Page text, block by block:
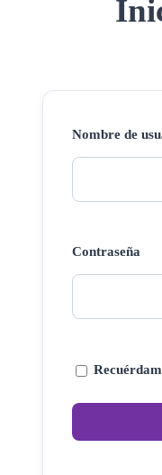
Nombre de
Contraseña